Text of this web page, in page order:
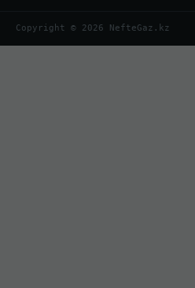
Copyright © 2026 NefteGaz.kz